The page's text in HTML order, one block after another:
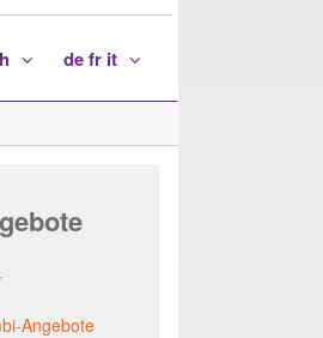
de fr it
Angebote